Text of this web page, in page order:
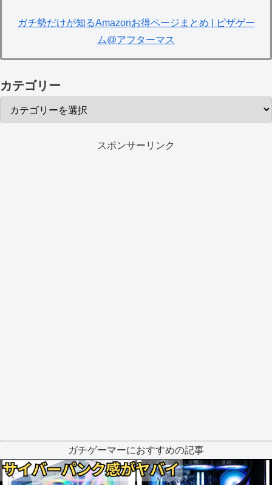
ガチ勢だけが知るAmazonお得ページまとめ | ピザゲー
ム@アフターマス
カテゴリー
スポンサーリンク
ガチゲーマーにおすすめの記事